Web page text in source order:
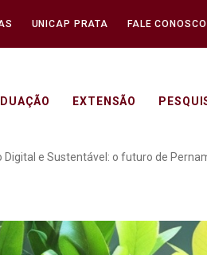
UNICAP PRATA FALE CONOSCO
EXTENSÃO
UNICAP
e Sustentável: o futuro de